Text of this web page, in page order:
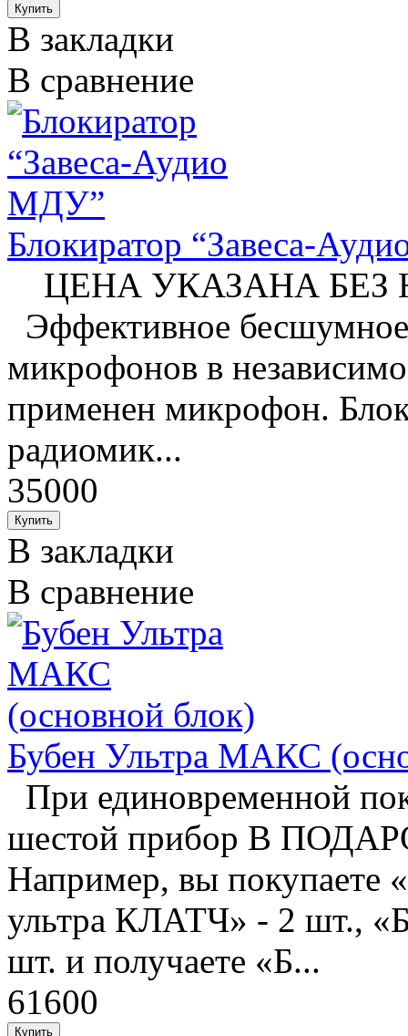
В закладки
В сравнение
Блокиратор “Завеса-
ЦЕНА УКАЗАНА БЕЗ
Эффективное
микрофонов в
применен микрофон.
радиомик...
35000
В закладки
В сравнение
Бубен Ультра МАКС
При единовременной
шестой прибор В
Например, вы покупаете
ультра КЛАТЧ» - 2 шт.,
шт. и получаете «Б...
61600